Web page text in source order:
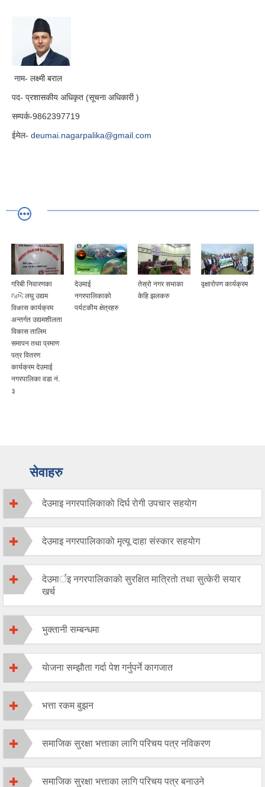
नाम- लक्ष्मी बराल
पद- प्रशासकीय अधिकृत (सूचना अधिकारी )
सम्पर्क-9862397719
ईमेल- deumai.nagarpalika@gmail.com
गरिबी निवारणका
लागि लघु उद्यम
विकास कार्यक्रम
अन्तर्गत उद्यमशीलता
विकास तालिम
समापन तथा प्रमाण
पत्र वितरण
कार्यक्रम देउमाई
नगरपालिका वडा नं.
३
देउमाई
नगरपालिकाको
पर्यटकीय क्षेत्रहरु
तेस्रो नगर सभाका
केहि झलकरु
वृक्षाराेपण कार्यक्रम
सेवाहरु
देउमाइ नगरपालिकाकाे दिर्घ राेगी उपचार सहयाेग
देउमाइ नगरपालिकाकाे मृत्यू दाहा संस्कार सहयाेग
देउमार्इ नगरपालिकाकाे सुरक्षित मात्रिताे तथा सुत्केरी सयार
खर्च
भुक्तानी सम्बन्धमा
याेजना सम्झाैता गर्दा पेश गर्नुपर्ने कागजात
भत्ता रकम बुझन
समाजिक सुरक्षा भत्ताका लागि परिचय पत्र नविकरण
समाजिक सुरक्षा भत्ताका लागि परिचय पत्र बनाउने